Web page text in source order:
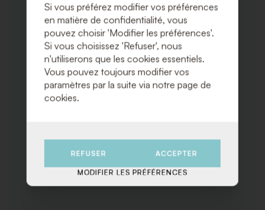
Si vous préférez modifier vos préférences
en matière de confidentialité, vous
pouvez choisir 'Modifier les préférences'.
Si vous choisissez 'Refuser', nous
n'utiliserons que les cookies essentiels.
Vous pouvez toujours modifier vos
paramètres par la suite via notre page de
cookies.
REFUSER ACCEPTER
MODIFIER LES PRÉFÉRENCES